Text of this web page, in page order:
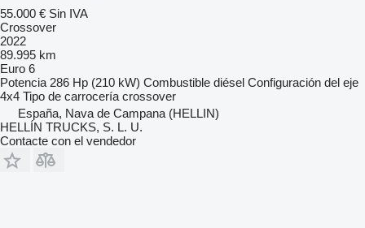
55.000 € Sin IVA
Crossover
2022
89.995 km
Euro 6
Potencia 286 Hp (210 kW) Combustible diésel Configuración del eje
4x4 Tipo de carrocería crossover
España, Nava de Campana (HELLIN)
HELLÍN TRUCKS, S. L. U.
Contacte con el vendedor